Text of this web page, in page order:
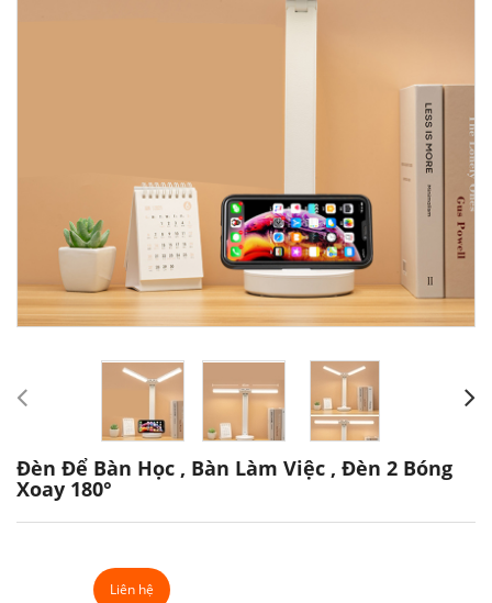
Đèn Để Bàn Học , Bàn Làm Việc , Đèn 2 Bóng
Xoay 180°
Liên hệ